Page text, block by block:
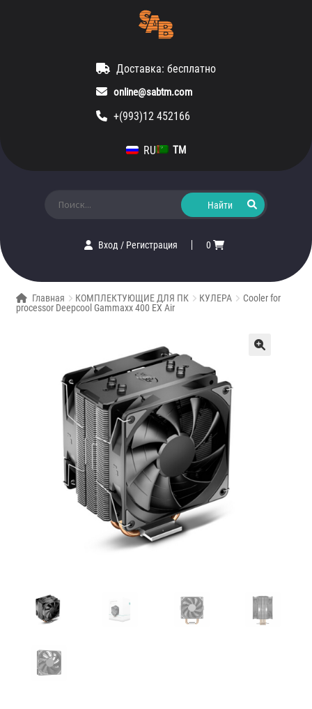
Доставка: бесплатно
online@sabtm.com
+(993)12 452166
RU TM
Вход/ Регистрация 0
Главная КОМПЛЕКТУЮЩИЕ ДЛЯ ПК КУЛЕРА
Cooler for
processor Deepcool Gammaxx 400 EX Air